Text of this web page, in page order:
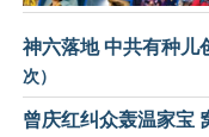
神六落地 中共有种儿
次）
曾庆红纠众轰温家宝